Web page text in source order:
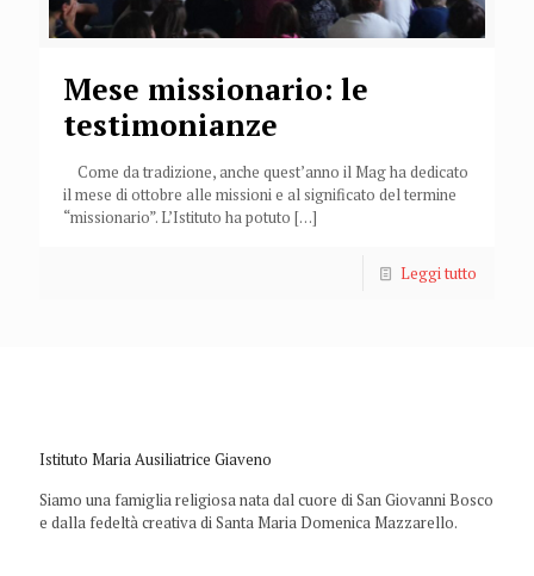
Mese missionario: le
testimonianze
Come da tradizione, anche quest’anno il Mag ha dedicato
il mese di ottobre alle missioni e al significato del termine
“missionario”. L’Istituto ha potuto […]
Leggi tutto
Istituto Maria Ausiliatrice Giaveno
Siamo una famiglia religiosa nata dal cuore di San Giovanni Bosco
e dalla fedeltà creativa di Santa Maria Domenica Mazzarello.